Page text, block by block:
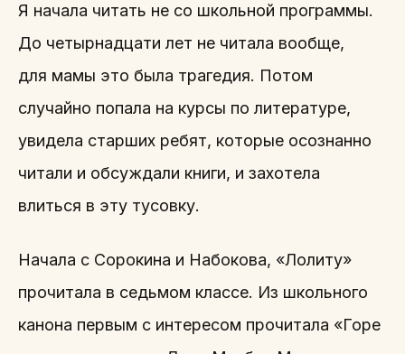
Я начала читать не со школьной программы.
До четырнадцати лет не читала вообще,
для мамы это была трагедия. Потом
случайно попала на курсы по литературе,
увидела старших ребят, которые осознанно
читали и обсуждали книги, и захотела
влиться в эту тусовку.
Начала с Сорокина и Набокова, «Лолиту»
прочитала в седьмом классе. Из школьного
канона первым с интересом прочитала «Горе